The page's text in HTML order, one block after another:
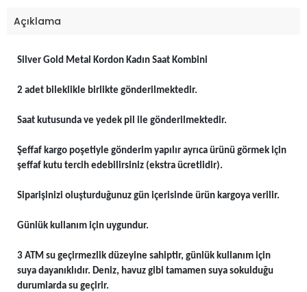
Açıklama
Silver Gold Metal Kordon Kadın Saat Kombini
2 adet bileklikle birlikte gönderilmektedir.
Saat kutusunda ve yedek pil ile gönderilmektedir.
Şeffaf kargo poşetiyle gönderim yapılır ayrıca ürünü görmek için
şeffaf kutu tercih edebilirsiniz (ekstra ücretlidir).
Siparişinizi oluşturduğunuz gün içerisinde ürün kargoya verilir.
Günlük kullanım için uygundur.
3 ATM su geçirmezlik düzeyine sahiptir, günlük kullanım için
suya dayanıklıdır. Deniz, havuz gibi tamamen suya sokulduğu
durumlarda su geçirir.